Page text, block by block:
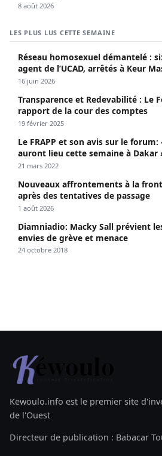
8 août 2026
LES PLUS LUS CETTE SEMAINE
Réseau homosexuel démantelé :
agent de l’UCAD, arrêtés à Keur
propagé le VIH depuis 2018
16 juin 2026
Transparence et Redevabilité : Le
rapport de la cour des comptes
19 février 2025
Le FRAPP et son avis sur le
auront lieu cette semaine à Dakar
21 mars 2022
Nouveaux affrontements à la
après des tentatives de passage
1 août 2026
Diamniadio: Macky Sall prévient
envies de grève et menace
24 octobre 2018
Kewoulo.info est le premier site
de l'Ouest
Directeur de publication : Babacar